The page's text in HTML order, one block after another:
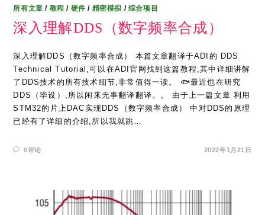
所有文章 / 教程 / 硬件 / 精密模拟 / 综合项目
深入理解DDS（数字频率合成）
深入理解DDS（数字频率合成） 本篇文章翻译于ADI的 DDS
Technical Tutorial,可以在ADI官网找到这篇教程,其中详细讲解
了DDS技术的所有技术细节,非常值得一读。 🐟最近也在研究
DDS（毕设）,所以闲来无事翻译翻译。。 由于上一篇文章 利用
STM32的片上DAC实现DDS（数字频率合成） 中对DDS的原理
已经有了详细的介绍,所以我就跳…
0评论 2022年1月21日